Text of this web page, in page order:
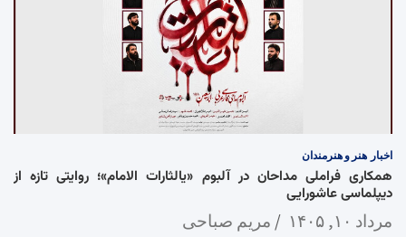
اخبار هنر و هنرمندان
همکاری فراملی مداحان در آلبوم «یالثارات الامام»؛ روایتی تازه از
دیپلماسی عاشورایی
مرداد ۱۰, ۱۴۰۵ مریم صباحی